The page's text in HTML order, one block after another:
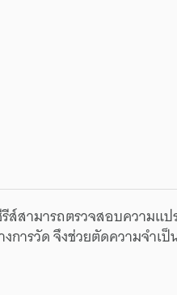
ส์สามารถตรวจสอบความแ
การวัด จึงช่วยตัดความจำเป็